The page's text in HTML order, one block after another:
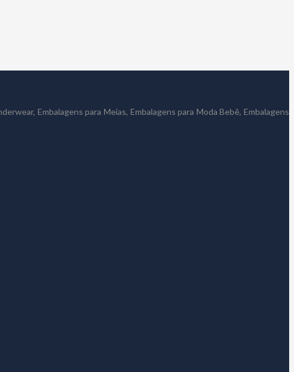
Embalagens para Meias, Embalagens para Moda Bebê, Embalagens